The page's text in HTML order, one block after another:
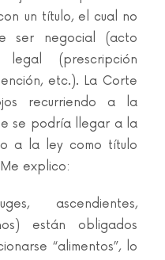
un título, el cual no
ser negocial (acto
(prescripción
etc.). La Corte
recurriendo a la
se podría llegar a la
a la ley como título
explico:
ascendientes,
están obligados
“alimentos”, lo